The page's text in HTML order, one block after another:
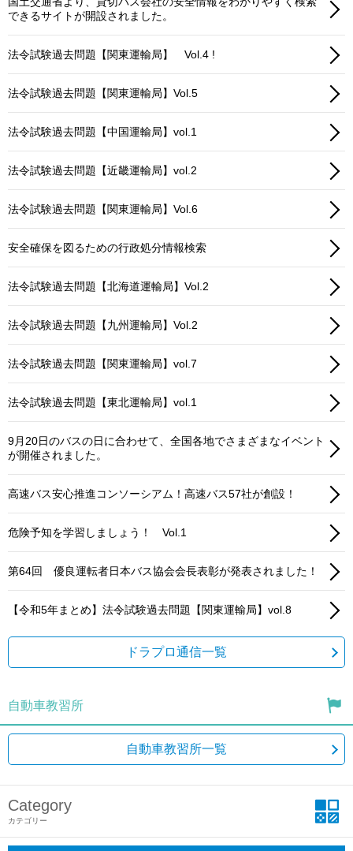
できるサイトが開設されました。
法令試験過去問題【関東運輸局】 Vol.4 !
法令試験過去問題【関東運輸局】Vol.5
法令試験過去問題【中国運輸局】vol.1
法令試験過去問題【近畿運輸局】vol.2
法令試験過去問題【関東運輸局】Vol.6
安全確保を図るための行政処分情報検索
法令試験過去問題【北海道運輸局】Vol.2
法令試験過去問題【九州運輸局】Vol.2
法令試験過去問題【関東運輸局】vol.7
法令試験過去問題【東北運輸局】vol.1
9月20日のバスの日に合わせて、全国各地でさまざまなイベント
が開催されました。
高速バス安心推進コンソーシアム！高速バス57社が創設！
危険予知を学習しましょう！ Vol.1
第64回 優良運転者日本バス協会会長表彰が発表されました！
【令和5年まとめ】法令試験過去問題【関東運輸局】vol.8
ドラプロ通信一覧
自動車教習所
自動車教習所一覧
Category
カテゴリー